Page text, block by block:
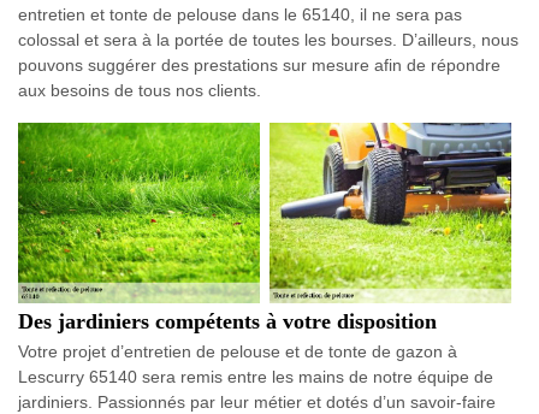
entretien et tonte de pelouse dans le 65140, il ne sera pas
colossal et sera à la portée de toutes les bourses. D’ailleurs, nous
pouvons suggérer des prestations sur mesure afin de répondre
aux besoins de tous nos clients.
Des jardiniers compétents à votre disposition
Votre projet d’entretien de pelouse et de tonte de gazon à
Lescurry 65140 sera remis entre les mains de notre équipe de
jardiniers. Passionnés par leur métier et dotés d’un savoir-faire